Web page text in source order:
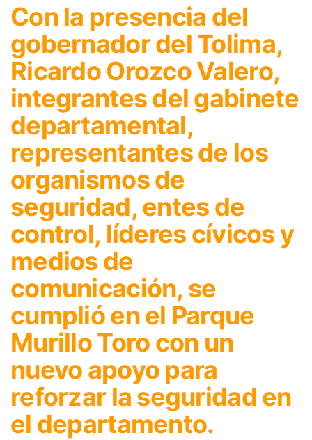
Con la presencia del
gobernador del Tolima,
Ricardo Orozco Valero,
integrantes del gabinete
departamental,
representantes de los
organismos de
seguridad, entes de
control, líderes cívicos y
medios de
comunicación, se
cumplió en el Parque
Murillo Toro con un
nuevo apoyo para
reforzar la seguridad en
el departamento.